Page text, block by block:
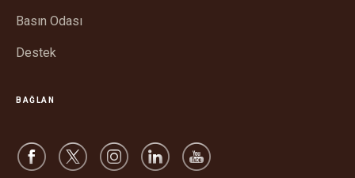
Basın Odası
Destek
BAĞLAN